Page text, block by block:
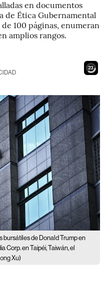
en documentos
de Ética Gubernamental
100 páginas, enumeran
amplios rangos.
21
bursátiles de Donald Trump en
Corp. en Taipéi, Taiwán, el
Xu)